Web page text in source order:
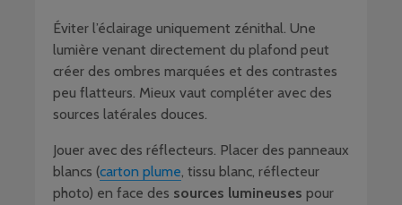
Éviter l’éclairage uniquement zénithal. Une
lumière venant directement du plafond peut
créer des ombres marquées et des contrastes
peu flatteurs. Mieux vaut compléter avec des
sources latérales douces.
Jouer avec des réflecteurs. Placer des panneaux
blancs (carton plume, tissu blanc, réflecteur
photo) en face des sources lumineuses pour